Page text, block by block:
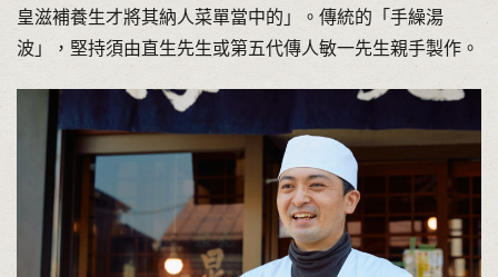
皇滋補養生才將其納人菜單當中的」。傳統的「手繰湯
波」，堅持須由直生先生或第五代傳人敏一先生親手製作。